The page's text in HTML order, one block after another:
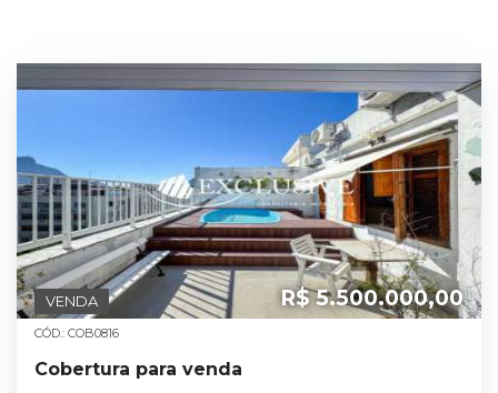
VENDA R$ 5.500.000,00
CÓD.: COB0816
Cobertura para venda